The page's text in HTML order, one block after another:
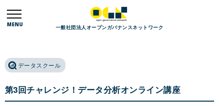
一般社団法人オープンガバナンスネットワーク
MENU
データスクール
第3回チャレンジ！データ分析オンライン講座